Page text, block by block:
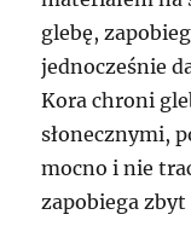
glebę,
jednocześnie
Kora chroni
słonecznymi,
mocno i nie
zapobiega